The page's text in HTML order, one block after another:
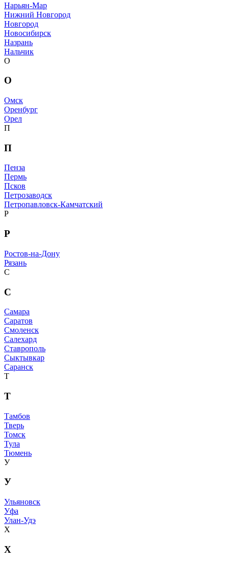
Нарьян-Мар
Нижний Новгород
Новгород
Новосибирск
Назрань
Нальчик
О
О
Омск
Оренбург
Орел
П
П
Пенза
Пермь
Псков
Петрозаводск
Петропавловск-Камчатский
Р
Р
Ростов-на-Дону
Рязань
С
С
Самара
Саратов
Смоленск
Салехард
Ставрополь
Сыктывкар
Саранск
Т
Т
Тамбов
Тверь
Томск
Тула
Тюмень
У
У
Ульяновск
Уфа
Улан-Удэ
Х
Х